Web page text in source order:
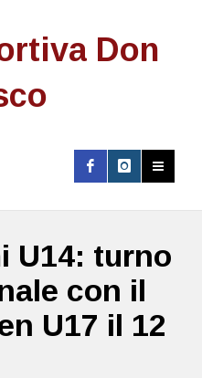
Don
U14: turno
con il
U17 il 12